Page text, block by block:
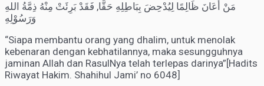
مَنْ أَعَانَ ظَالِمًا لِيُدْحِضَ بِبَاطِلِهِ حَقًّا, فَقَدْ بَرِئَتْ مِنْهُ ذِمَّةُ اللهِ
وَرَسُوْلِهِ
“Siapa membantu orang yang dhalim, untuk menolak
kebenaran dengan kebhatilannya, maka sesungguhnya
jaminan Allah dan RasulNya telah terlepas darinya”[Hadits
Riwayat Hakim. Shahihul Jami’ no 6048]